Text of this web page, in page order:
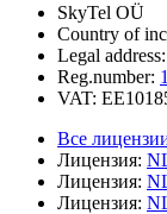
SkyTel OÜ
Country of
Legal
Reg.number:
VAT:
Все
Лицензия:
Лицензия:
Лицензия: